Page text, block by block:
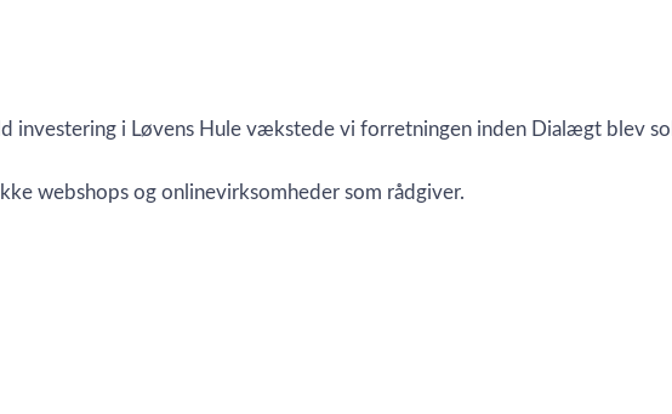
investering i Løvens Hule vækstede vi forretningen inden Dialægt blev
webshops og onlinevirksomheder som rådgiver.